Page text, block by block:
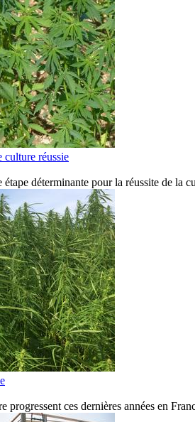
culture réussie
étape déterminante pour la réussite de la
progressent ces dernières années en